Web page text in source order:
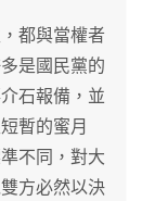
都與當權者
是國民黨的
石報備，並
暫的蜜月
不同，對大
方必然以決